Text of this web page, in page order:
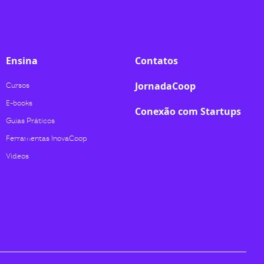
Ensina
Cursos
E-books
Guias Práticos
Ferramentas InovaCoop
Videos
Contatos
JornadaCoop
Conexão com Startups